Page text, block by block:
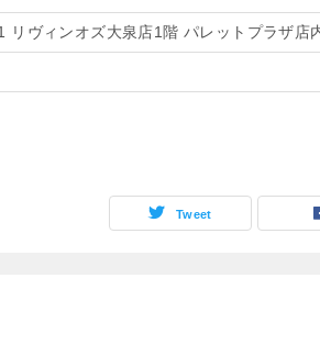
リヴィンオズ大泉店1階 パレットプラザ店
Tweet